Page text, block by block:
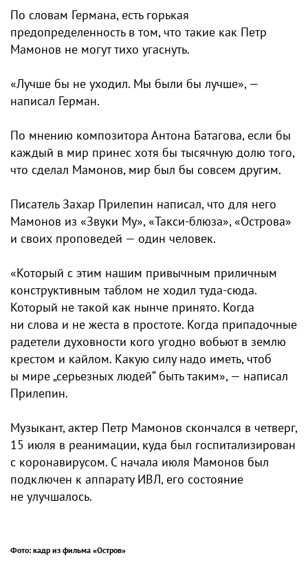
По словам Германа, есть горькая
предопределенность в том, что такие как Петр
Мамонов не могут тихо угаснуть.
«Лучше бы не уходил. Мы были бы лучше», —
написал Герман.
По мнению композитора Антона Батагова, если бы
каждый в мир принес хотя бы тысячную долю того,
что сделал Мамонов, мир был бы совсем другим.
Писатель Захар Прилепин написал, что для него
Мамонов из «Звуки Му», «Такси-блюза», «Острова»
и своих проповедей — один человек.
«Который с этим нашим привычным приличным
конструктивным таблом не ходил туда-сюда.
Который не такой как нынче принято. Когда
ни слова и не жеста в простоте. Когда припадочные
радетели духовности кого угодно вобьют в землю
крестом и кайлом. Какую силу надо иметь, чтоб
ы мире „серьезных людей“ быть таким», — написал
Прилепин.
Музыкант, актер Петр Мамонов скончался в четверг,
15 июля в реанимации, куда был госпитализирован
с коронавирусом. С начала июля Мамонов был
подключен к аппарату ИВЛ, его состояние
не улучшалось.
Фото: кадр из фильма «Остров»